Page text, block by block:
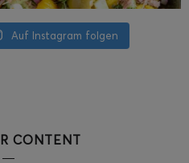
Auf Instagram folgen
CONTENT